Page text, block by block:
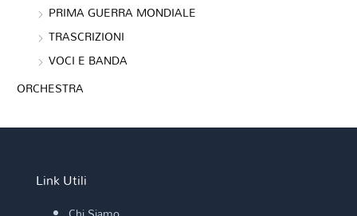
PRIMA GUERRA MONDIALE
TRASCRIZIONI
VOCI E BANDA
ORCHESTRA
Link Utili